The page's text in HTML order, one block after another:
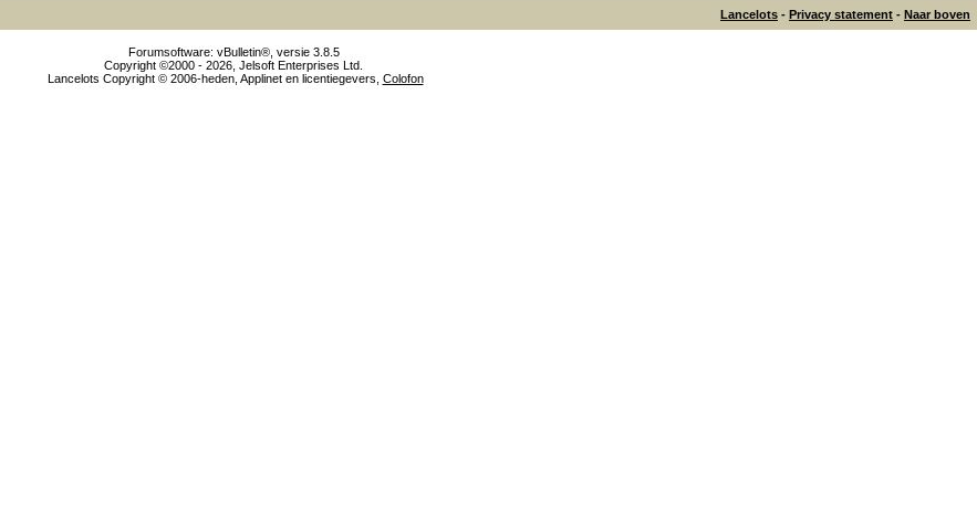
Lancelots - Privacy statement - Naar boven
Forumsoftware: vBulletin®, versie 3.8.5
Copyright ©2000 - 2026, Jelsoft Enterprises Ltd.
Lancelots Copyright © 2006-heden, Applinet en licentiegevers, Colofon